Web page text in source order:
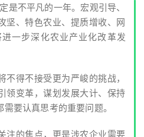
是不平凡的一年。宏观引导、
坚、特色农业、提质增收、网
一步深化农业产业化改革发
得不接受更为严峻的挑战，
领变革，谋划发展大计、保持
要认真思考的重要问题。
注的焦点，更是涉农企业需要